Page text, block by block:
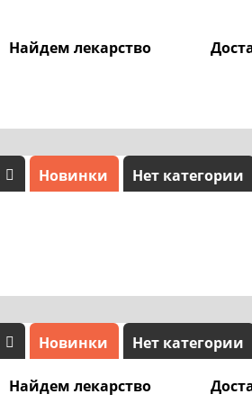
Найдем лекарство
Новинки Нет категории
Новинки Нет категории
Найдем лекарство